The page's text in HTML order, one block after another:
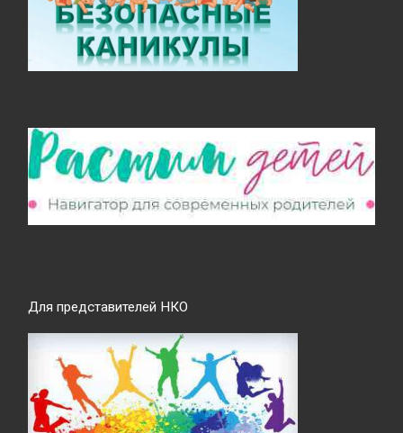
Для представителей НКО